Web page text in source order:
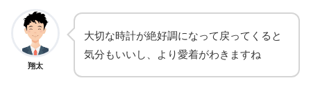
翔太
大切な時計が絶好調になって戻ってくると
気分もいいし、より愛着がわきますね